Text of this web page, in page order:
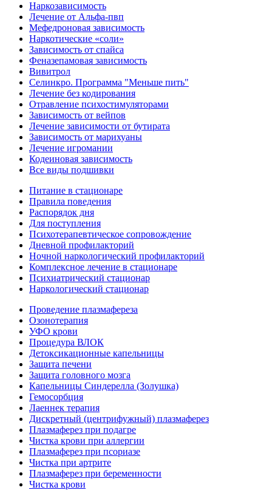
Наркозависимость
Лечение от Альфа-пвп
Мефедроновая зависимость
Наркотические «соли»
Зависимость от спайса
Феназепамовая зависимость
Вивитрол
Селинкро. Программа "Меньше пить"
Лечение без кодирования
Отравление психостимуляторами
Зависимость от вейпов
Лечение зависимости от бутирата
Зависимость от марихуаны
Лечение игромании
Кодеиновая зависимость
Все виды подшивки
Питание в стационаре
Правила поведения
Распорядок дня
Для поступления
Психотерапевтическое сопровождение
Дневной профилакторий
Ночной наркологический профилакторий
Комплексное лечение в стационаре
Психиатрический стационар
Наркологический стационар
Проведение плазмафереза
Озонотерапия
УФО крови
Процедура ВЛОК
Детоксикационные капельницы
Защита печени
Защита головного мозга
Капельницы Синдерелла (Золушка)
Гемосорбция
Лаеннек терапия
Дискретный (центрифужный) плазмаферез
Плазмаферез при подагре
Чистка крови при аллергии
Плазмаферез при псориазе
Чистка при артрите
Плазмаферез при беременности
Чистка крови